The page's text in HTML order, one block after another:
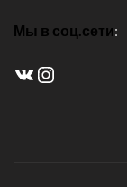
Мы в соц.сети:
ВКонтакте
Instagram